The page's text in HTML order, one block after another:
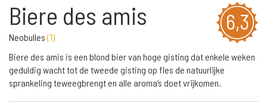
6,3
Biere des amis
Neobulles(1)
Biere des amis is een blond bier van hoge gisting dat enkele weken
geduldig wacht tot de tweede gisting op fles de natuurlijke
sprankeling teweegbrengt en alle aroma’s doet vrijkomen.